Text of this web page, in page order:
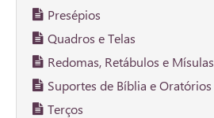
Presépios
Quadros e Telas
Redomas, Retábulos e Mísulas
Suportes de Bíblia e Oratórios
Terços